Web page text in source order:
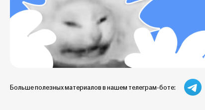
Больше полезных материалов в нашем телеграм-боте: